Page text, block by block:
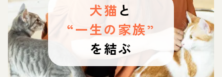
犬猫 と
“一生の家族”
を結ぶ